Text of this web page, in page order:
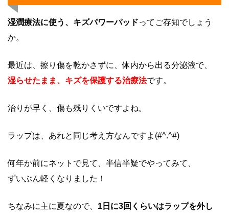
湿潤療法に使う、キズパワーパッドってご存知でしょう
か。
最近は、擦り傷を乾かさずに、体内から出る分泌液で、
湿らせたまま、キズを保護する治療法です。
治りが早く、傷も残りくいですよね。
ラップは、あれと同じ考え方なんですよ(#^.^#)
何年か前にネットで見て、半信半疑でやってみて、
ずいぶん軽くなりました！
ちなみに主に夏なので、 1日に3回くらいはラップを外し